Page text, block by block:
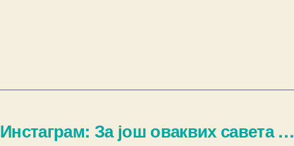
Инстаграм: За још оваквих савета …